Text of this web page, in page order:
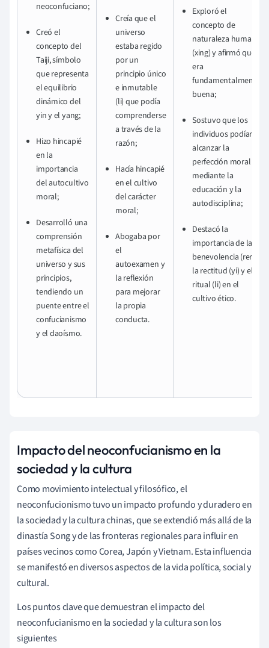
neoconfuciano;
Creó el
concepto del
Taiji, símbolo
que representa
el equilibrio
dinámico del
yin y el yang;
Hizo hincapié
en la
importancia
del autocultivo
moral;
Desarrolló una
comprensión
metafísica del
universo y sus
principios,
tendiendo un
puente entre el
confucianismo
y el daoísmo.
Creía que el
universo
estaba regido
por un
principio único
e inmutable
(li) que podía
comprenderse
a través de la
razón;
Hacía hincapié
en el cultivo
del carácter
moral;
Abogaba por
el
autoexamen y
la reflexión
para mejorar
la propia
conducta.
Exploró el
concepto de
naturaleza humana
(xing) y afirmó que
era
fundamentalmente
buena;
Sostuvo que los
individuos podían
alcanzar la
perfección moral
mediante la
educación y la
autodisciplina;
Destacó la
importancia de la
benevolencia (ren),
la rectitud (yi) y el
ritual (li) en el
cultivo ético.
Impacto del neoconfucianismo en la
sociedad y la cultura
Como movimiento intelectual y filosófico, el
neoconfucionismo tuvo un impacto profundo y duradero en
la sociedad y la cultura chinas, que se extendió más allá de la
dinastía Song y de las fronteras regionales para influir en
países vecinos como Corea, Japón y Vietnam. Esta influencia
se manifestó en diversos aspectos de la vida política, social y
cultural.
Los puntos clave que demuestran el impacto del
neoconfucianismo en la sociedad y la cultura son los
siguientes